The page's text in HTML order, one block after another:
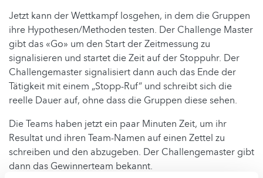
Jetzt kann der Wettkampf losgehen, in dem die Gruppen
ihre Hypothesen/Methoden testen. Der Challenge Master
gibt das «Go» um den Start der Zeitmessung zu
signalisieren und startet die Zeit auf der Stoppuhr. Der
Challengemaster signalisiert dann auch das Ende der
Tätigkeit mit einem „Stopp-Ruf“ und schreibt sich die
reelle Dauer auf, ohne dass die Gruppen diese sehen.
Die Teams haben jetzt ein paar Minuten Zeit, um ihr
Resultat und ihren Team-Namen auf einen Zettel zu
schreiben und den abzugeben. Der Challengemaster gibt
dann das Gewinnerteam bekannt.